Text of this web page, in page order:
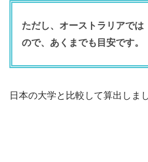
ただし、オーストラリアでは
ので、あくまでも目安です。
日本の大学と比較して算出しま